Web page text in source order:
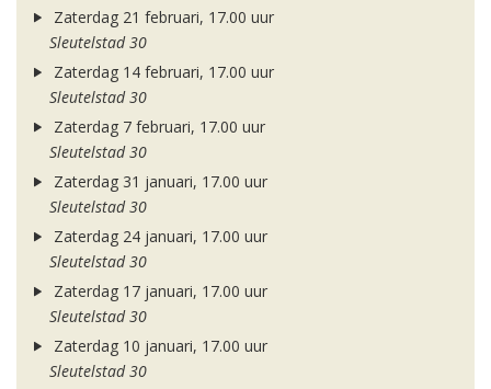
Zaterdag 21 februari, 17.00 uur
Sleutelstad 30
Zaterdag 14 februari, 17.00 uur
Sleutelstad 30
Zaterdag 7 februari, 17.00 uur
Sleutelstad 30
Zaterdag 31 januari, 17.00 uur
Sleutelstad 30
Zaterdag 24 januari, 17.00 uur
Sleutelstad 30
Zaterdag 17 januari, 17.00 uur
Sleutelstad 30
Zaterdag 10 januari, 17.00 uur
Sleutelstad 30